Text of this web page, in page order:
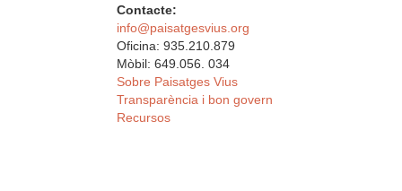
Contacte:
info@paisatgesvius.org
Oficina: 935.210.879
Mòbil: 649.056. 034
Sobre Paisatges Vius
Transparència i bon govern
Recursos